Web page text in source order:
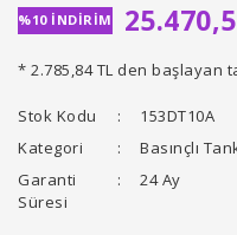
%10 İNDİRİM
* 2.785,84 TL den başlayan
Stok Kodu
153DT10A
Kategori
Basınçlı
Garanti
Süresi
24 Ay